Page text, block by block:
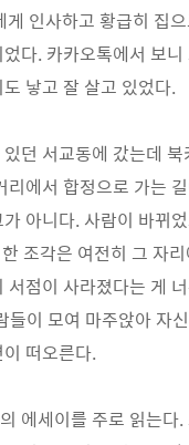
게 인사하고 황급히 집
다. 카카오톡에서 보
낳고 잘 살고 있었다.
던 서교동에 갔는데
리에서 합정으로 가는
아니다. 사람이 바뀌
조각은 여전히 그 자
서점이 사라졌다는 게
들이 모여 마주앉아 자
떠오른다.
에세이를 주로 읽는다